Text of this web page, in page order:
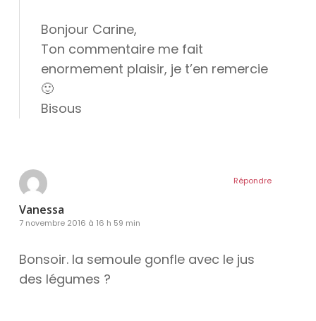
Bonjour Carine,
Ton commentaire me fait
enormement plaisir, je t’en remercie
🙂
Bisous
Vanessa
7 novembre 2016 à 16 h 59 min
Bonsoir. la semoule gonfle avec le jus
des légumes ?
Répondre